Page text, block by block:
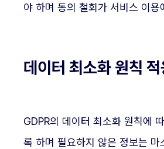
야 하며 동의 철회가 서비스 이
데이터 최소화 원칙
GDPR의 데이터 최소화 원칙에
록 하며 필요하지 않은 정보는